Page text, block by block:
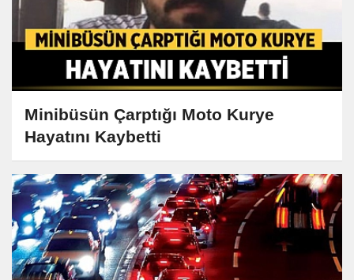
Minibüsün Çarptığı Moto Kurye
Hayatını Kaybetti